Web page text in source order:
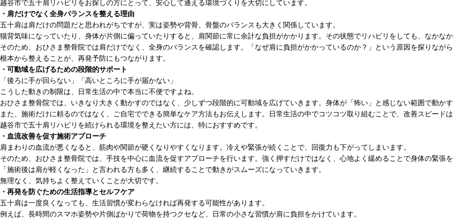
越谷市で五十肩リハビリをお探しの方にとって、安心して通える環境づくりを大切にしています。
・肩だけでなく全身バランスを整える理由
五十肩は肩だけの問題だと思われがちですが、実は姿勢や背骨、骨盤のバランスも大きく関係しています。
猫背気味になっていたり、身体が片側に偏っていたりすると、肩関節に常に余計な負担がかかります。その状態でリハビリをしても、なかなか
そのため、おひさま整骨院では肩だけでなく、全身のバランスを確認します。「なぜ肩に負担がかかっているのか？」という原因を探りなが
根本から整えることが、再発予防にもつながります。
・可動域を広げるための段階的サポート
「後ろに手が回らない」「高いところに手が届かない」
こうした動きの制限は、日常生活の中で本当に不便ですよね。
おひさま整骨院では、いきなり大きく動かすのではなく、少しずつ段階的に可動域を広げていきます。身体が「怖い」と感じない範囲で動か
また、施術だけに頼るのではなく、ご自宅でできる簡単なケア方法もお伝えします。日常生活の中でコツコツ取り組むことで、改善スピードは
越谷市で五十肩リハビリを続けられる環境を整えたい方には、特におすすめです。
・血流改善を促す施術アプローチ
肩まわりの血流が悪くなると、筋肉や関節が硬くなりやすくなります。冷えや緊張が続くことで、回復力も下がってしまいます。
そのため、おひさま整骨院では、手技を中心に血流を促すアプローチを行います。強く押すだけではなく、心地よく緩めることで身体の緊張を
「施術後は肩が軽くなった」と言われる方も多く、継続することで動きがスムーズになっていきます。
無理なく、気持ちよく整えていくことが大切です。
・再発を防ぐための生活指導とセルフケア
五十肩は一度良くなっても、生活習慣が変わらなければ再発する可能性があります。
例えば、長時間のスマホ姿勢や片側ばかりで荷物を持つクセなど、日常の小さな習慣が肩に負担をかけています。